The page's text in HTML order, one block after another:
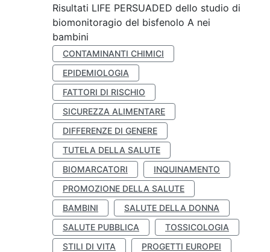
Risultati LIFE PERSUADED dello studio di
biomonitoragio del bisfenolo A nei
bambini
CONTAMINANTI CHIMICI
EPIDEMIOLOGIA
FATTORI DI RISCHIO
SICUREZZA ALIMENTARE
DIFFERENZE DI GENERE
TUTELA DELLA SALUTE
BIOMARCATORI
INQUINAMENTO
PROMOZIONE DELLA SALUTE
BAMBINI
SALUTE DELLA DONNA
SALUTE PUBBLICA
TOSSICOLOGIA
STILI DI VITA
PROGETTI EUROPEI